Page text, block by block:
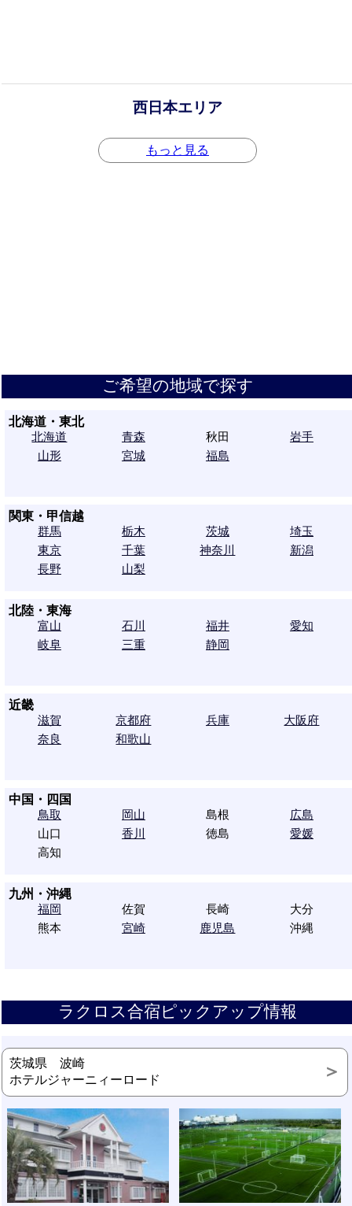
西日本エリア
もっと見る
ご希望の地域で探す
北海道・東北
北海道
青森 秋田
岩手
山形
宮城 福島
関東・甲信越
群馬
栃木 茨城
埼玉
東京
千葉 神奈川
新潟
長野
山梨
北陸・東海
富山
石川 福井
愛知
岐阜
三重 静岡
近畿
滋賀
京都府 兵庫
大阪府
奈良
和歌山
中国・四国
鳥取
岡山 島根
広島
山口
香川 徳島
愛媛
高知
九州・沖縄
福岡
佐賀 長崎
大分
熊本
宮崎 鹿児島 沖縄
ラクロス合宿ピックアップ情報
茨城県 波崎
ホテルジャーニィーロード